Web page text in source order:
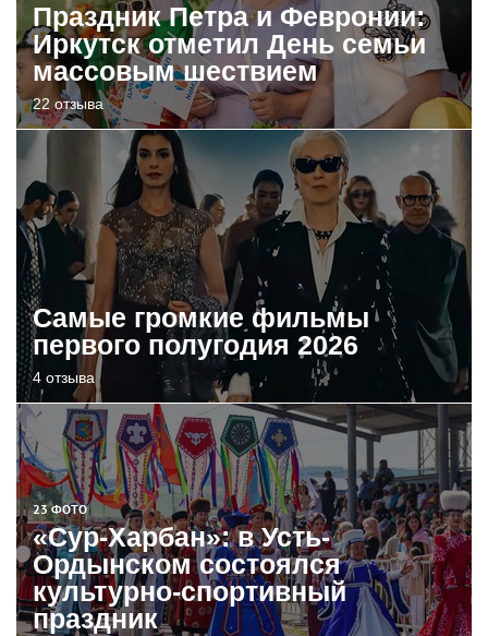
Праздник Петра и Февронии:
Иркутск отметил День семьи
массовым шествием
22 отзыва
Самые громкие фильмы
первого полугодия 2026
4 отзыва
23 ФОТО
«Сур-Харбан»: в Усть-
Ордынском состоялся
культурно-спортивный
праздник